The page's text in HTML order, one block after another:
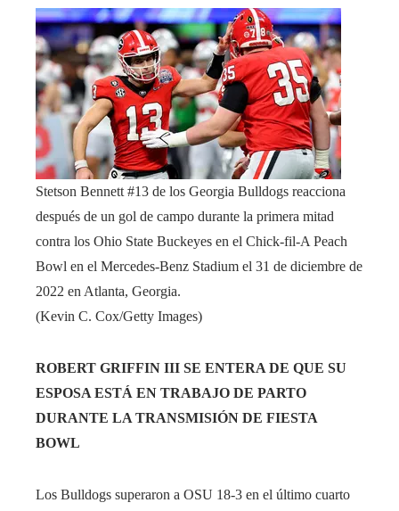
Stetson Bennett #13 de los Georgia Bulldogs reacciona
después de un gol de campo durante la primera mitad
contra los Ohio State Buckeyes en el Chick-fil-A Peach
Bowl en el Mercedes-Benz Stadium el 31 de diciembre de
2022 en Atlanta, Georgia.
(Kevin C. Cox/Getty Images)
ROBERT GRIFFIN III SE ENTERA DE QUE SU
ESPOSA ESTÁ EN TRABAJO DE PARTO
DURANTE LA TRANSMISIÓN DE FIESTA
BOWL
Los Bulldogs superaron a OSU 18-3 en el último cuarto